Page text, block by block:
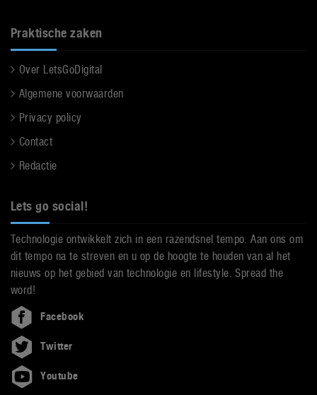
Praktische zaken
Over LetsGoDigital
Algemene voorwaarden
Privacy policy
Contact
Redactie
Lets go social!
Technologie ontwikkelt zich in een razendsnel tempo. Aan ons om
dit tempo na te streven en u op de hoogte te houden van al het
nieuws op het gebied van technologie en lifestyle. Spread the
word!
Facebook
Twitter
Youtube